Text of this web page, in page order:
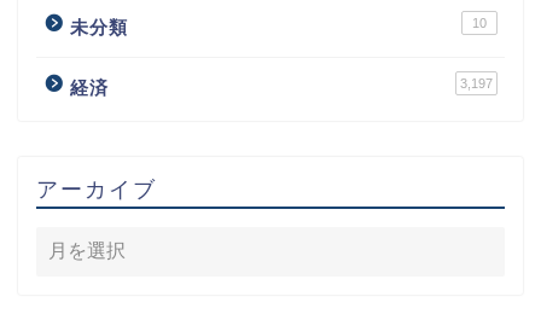
未分類 10
経済 3,197
アーカイブ